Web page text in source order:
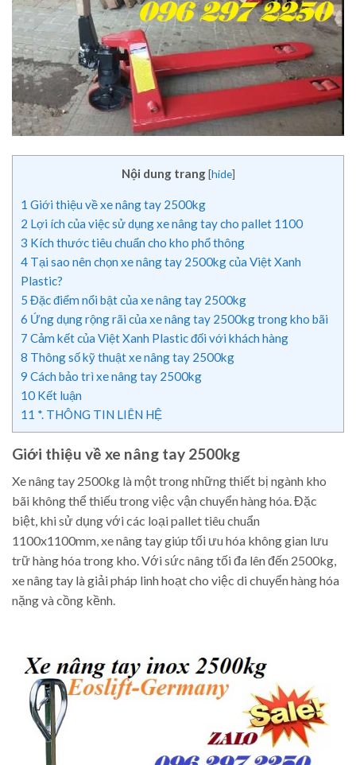
Nội dung trang [hide]
1 Giới thiệu về xe nâng tay 2500kg
2 Lợi ích của việc sử dụng xe nâng tay cho pallet 1100
3 Kích thước tiêu chuẩn cho kho phổ thông
4 Tại sao nên chọn xe nâng tay 2500kg của Việt Xanh
Plastic?
5 Đặc điểm nổi bật của xe nâng tay 2500kg
6 Ứng dụng rộng rãi của xe nâng tay 2500kg trong kho bãi
7 Cảm kết của Việt Xanh Plastic đối với khách hàng
8 Thông số kỹ thuật xe nâng tay 2500kg
9 Cách bảo trì xe nâng tay 2500kg
10 Kết luận
11 *. THÔNG TIN LIÊN HỆ
Giới thiệu về xe nâng tay 2500kg
Xe nâng tay 2500kg là một trong những thiết bị ngành kho
bãi không thể thiếu trong việc vận chuyển hàng hóa. Đặc
biệt, khi sử dụng với các loại pallet tiêu chuẩn
1100x1100mm, xe nâng tay giúp tối ưu hóa không gian lưu
trữ hàng hóa trong kho. Với sức nâng tối đa lên đến 2500kg,
xe nâng tay là giải pháp linh hoạt cho việc di chuyển hàng hóa
nặng và cồng kềnh.